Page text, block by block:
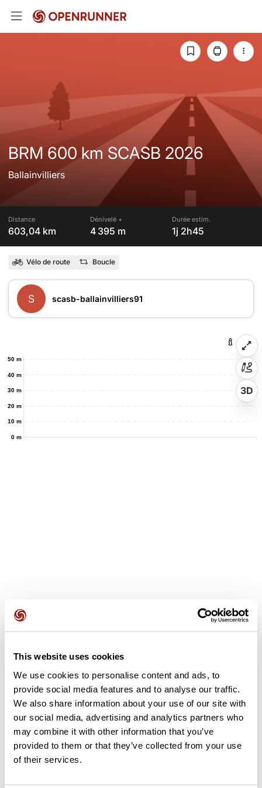
This website uses cookies
We use cookies to personalise content and ads, to
provide social media features and to analyse our traffic.
We also share information about your use of our site with
our social media, advertising and analytics partners who
may combine it with other information that you’ve
provided to them or that they’ve collected from your use
of their services.
BRM 600 km SCASB 2026
Ballainvilliers
Distance
603,04 km
Dénivelé +
4 395 m
Durée estim.
1j 2h45
Vélo de route Boucle
S scasb-ballainvilliers91
0 m
10 m
20 m
30 m
40 m
50 m
3D
Ajouter un avis
Découvrez ce parcours de vélo de 603 km à proximité de